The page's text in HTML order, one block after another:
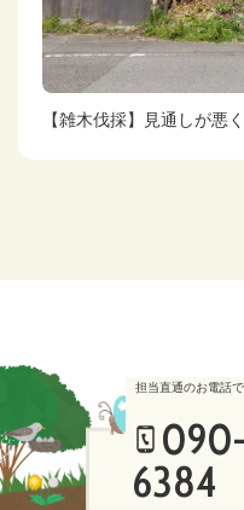
【雑木伐採】見通しが悪
6384
担当直通のお電話